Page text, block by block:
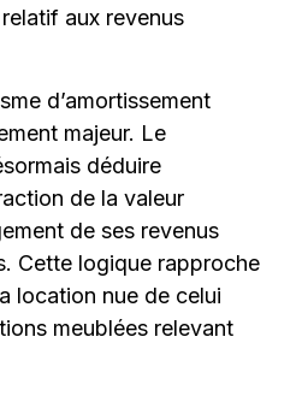
aux revenus
d’amortissement
majeur. Le
déduire
de la valeur
de ses revenus
Cette logique rapproche
location nue de celui
meublées relevant